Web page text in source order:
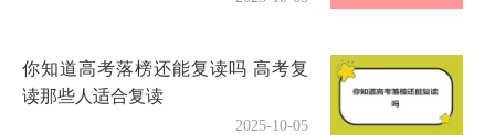
你知道高考落榜还能复读吗 高考复
读那些人适合复读
2025-10-05